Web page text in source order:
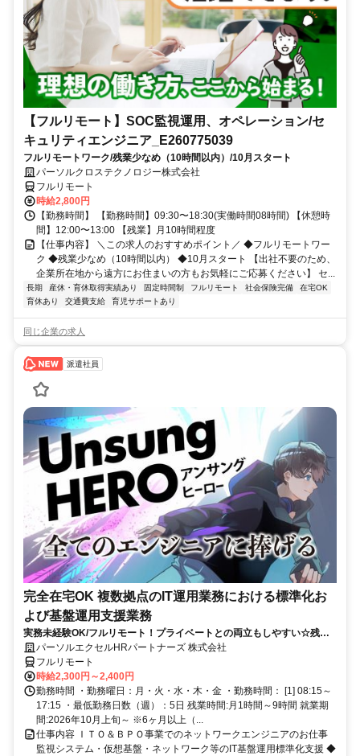
【フルリモート】SOC監視運用、オペレーション/セ
キュリティエンジニア_E260775039
フルリモートワーク/残業少なめ（10時間以内）/10月スタート
パーソルクロステクノロジー株式会社
フルリモート
時給2,800円
【勤務時間】 【勤務時間】09:30〜18:30(実働時間08時間) 【休憩時
間】12:00〜13:00 【残業】月10時間程度
【仕事内容】 ＼この求人のおすすめポイント／ ◆フルリモートワー
ク ◆残業少なめ（10時間以内） ◆10月スタート 【出社不要のため、
企業所在地から遠方にお住まいの方もお気軽にご応募ください】 セ...
長期 産休・育休取得実績あり 固定時間制 フルリモート 社会保険完備
在宅OK
育休あり
交通費支給 育児サポートあり
同じ企業の求人
派遣社員
完全在宅OK 複数拠点のIT運用業務における標準化お
よび基盤運用支援業務
実務未経験OK/フルリモート！プライベートとの両立もしやすい☆残業
ちょっと♪
パーソルエクセルHRパートナーズ 株式会社
フルリモート
時給2,300円～2,400円
勤務時間 ・勤務曜日：月・火・水・木・金 ・勤務時間： [1] 08:15～
17:15 ・最低勤務日数（週）：5日 残業時間:月1時間～9時間 就業期
間:2026年10月上旬～ ※6ヶ月以上（...
仕事内容 ＩＴＯ＆ＢＰＯ事業でのネットワークエンジニアのお仕事
監視システム・仮想基盤・ネットワーク等のIT基盤運用標準化支援 ◆